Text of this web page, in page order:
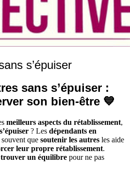
s’épuiser
sans s’épuiser :
son bien-être 💙
meilleurs aspects du rétablissement,
? Les dépendants en
que soutenir les autres les aide
leur propre rétablissement.
trouver un équilibre pour ne pas